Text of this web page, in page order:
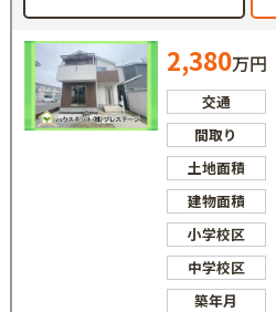
2,380万円
交通
間取り
土地面積
建物面積
小学校区
中学校区
築年月